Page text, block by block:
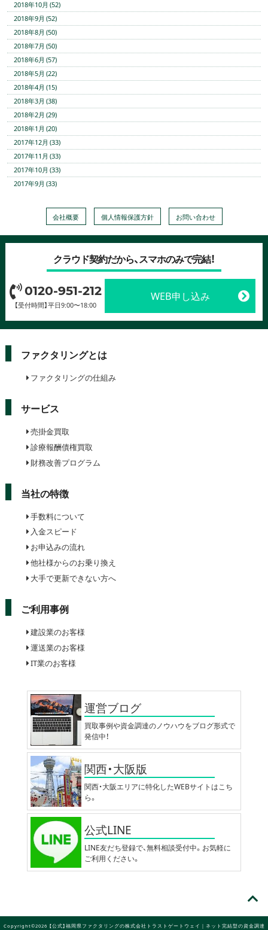
2018年10月 (52)
2018年9月 (52)
2018年8月 (50)
2018年7月 (50)
2018年6月 (57)
2018年5月 (22)
2018年4月 (15)
2018年3月 (38)
2018年2月 (29)
2018年1月 (20)
2017年12月 (33)
2017年11月 (33)
2017年10月 (33)
2017年9月 (33)
会社概要 個人情報保護方針 お問い合わせ
クラウド契約だから、スマホのみで完結！
0120-951-212
【受付時間】平日9:00〜18:00
WEB申し込み
ファクタリングとは
ファクタリングの仕組み
サービス
売掛金買取
診療報酬債権買取
財務改善プログラム
当社の特徴
手数料について
入金スピード
お申込みの流れ
他社様からのお乗り換え
大手で更新できない方へ
ご利用事例
建設業のお客様
運送業のお客様
IT業のお客様
運営ブログ
買取事例や資金調達のノウハウをブログ形式で
発信中！
関西・大阪版
関西・大阪エリアに特化したWEBサイトはこち
ら。
公式LINE
LINE友だち登録で、無料相談受付中。お気軽に
ご利用ください。
Copyright©2026 【公式】福岡県ファクタリングの株式会社トラストゲートウェイ｜ネット完結型の資金調達